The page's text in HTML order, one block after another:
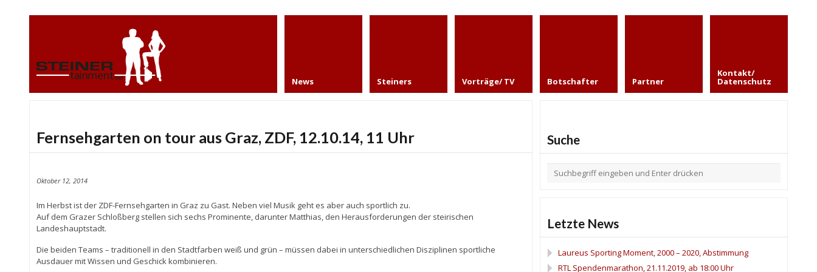
News Steiners Vorträge/ TV Botschafter Partner
Kontakt/
Datenschutz
Fernsehgarten on tour aus Graz, ZDF, 12.10.14, 11 Uhr
Oktober 12, 2014
Im Herbst ist der ZDF-Fernsehgarten in Graz zu Gast. Neben viel Musik geht es aber auch sportlich zu.
Auf dem Grazer Schloßberg stellen sich sechs Prominente, darunter Matthias, den Herausforderungen der steirischen
Landeshauptstadt.
Die beiden Teams – traditionell in den Stadtfarben weiß und grün – müssen dabei in unterschiedlichen Disziplinen sportliche
Ausdauer mit Wissen und Geschick kombinieren.
Suche
Letzte News
Laureus Sporting Moment, 2000 – 2020, Abstimmung
RTL Spendenmarathon, 21.11.2019, ab 18:00 Uhr